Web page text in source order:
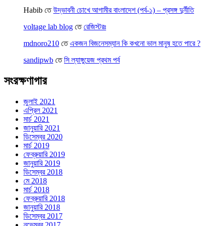
Habib তেউদ্ভাবনী চোখে আগামীর বাংলাদেশ (পর্ব-১) – প্রসঙ্গ দুর্নীতি
voltage lab blog তেরেজিস্টরঃ
mdnoro210 তেএকজন বিজনেসম্যান কি কখনো ভাল মানুষ হতে পারে ?
sandipwb তেসি ল্যাঙ্গুয়েজ প্রথম পর্ব
সংরক্ষণাগার
জুলাই 2021
এপ্রিল 2021
মার্চ 2021
জানুয়ারি 2021
ডিসেম্বর 2020
মার্চ 2019
ফেব্রুয়ারি 2019
জানুয়ারি 2019
ডিসেম্বর 2018
মে 2018
মার্চ 2018
ফেব্রুয়ারি 2018
জানুয়ারি 2018
ডিসেম্বর 2017